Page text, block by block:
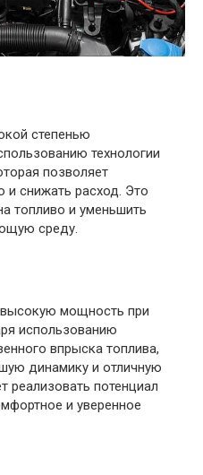
степенью
технологии
позволяет
и снижать расход. Это
топливо и уменьшить
среду.
высокую мощность при
использованию
впрыска топлива,
динамику и отличную
реализовать потенциал
и уверенное